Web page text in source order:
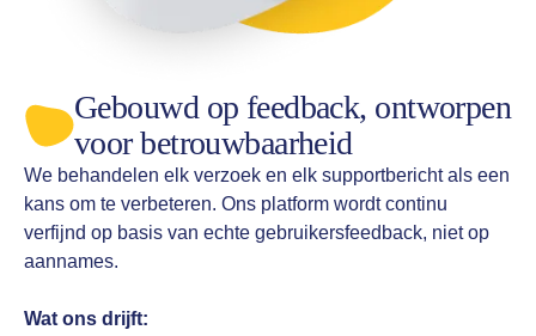
Gebouwd op feedback, ontworpen
voor betrouwbaarheid
We behandelen elk verzoek en elk supportbericht als een
kans om te verbeteren. Ons platform wordt continu
verfijnd op basis van echte gebruikersfeedback, niet op
aannames.
Wat ons drijft: